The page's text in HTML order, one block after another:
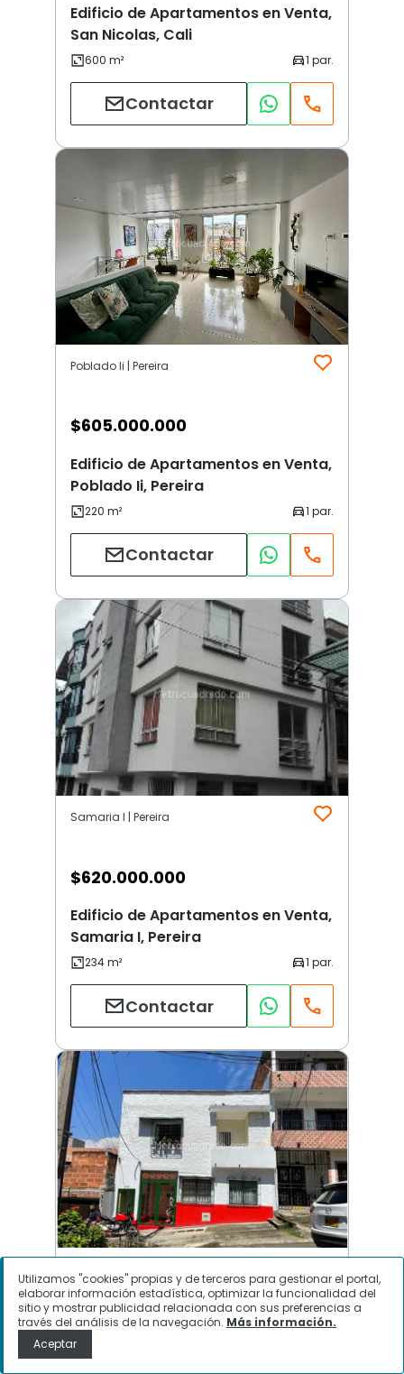
Edificio de Apartamentos en Venta,
San Nicolas, Cali
Contactar
Poblado Ii | Pereira
$605.000.000
Edificio de Apartamentos en Venta,
Poblado Ii, Pereira
Contactar
Samaria I | Pereira
$620.000.000
Edificio de Apartamentos en Venta,
Samaria I, Pereira
Contactar
$950.000.000
Utilizamos "cookies" propias y de terceros para gestionar el portal,
elaborar información estadística, optimizar la funcionalidad del
sitio y mostrar publicidad relacionada con sus preferencias a
través del análisis de la navegación. Más información.
Aceptar